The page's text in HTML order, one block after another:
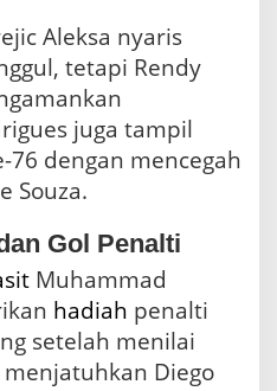
Aleksa nyaris
tetapi Rendy
76 dengan mencegah
Souza.
Gol Penalti
Muhammad
hadiah penalti
setelah menilai
Diego